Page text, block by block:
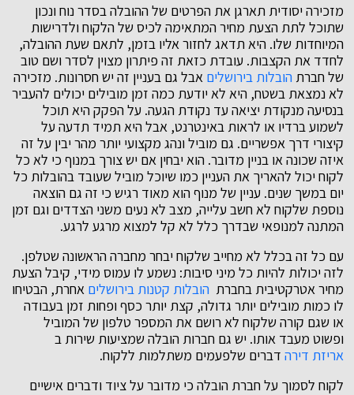
מזכירה יסודית תארגן את הפרטים של ההובלה בסדר נוח ונכון
שתוכל לתת הצעת מחיר המתאימה לכיס של הלקוח ולדרישות
המיוחדות שלו. היא תדאג לחזור אליו בזמן, לתאם שעת ההובלה,
לחדד את הקצבות. עובדת כזאת זה פיתרון מצוין לסדר ושם טוב
של חברת הובלות בירושלים אבל גם בעניין זה יש חסרונות. מזכירה
לא נמצאת בשטח, היא לא יודעת כמה זמן מובילים יכולים להעביר
בנסיעה מנקודת יציאה עד נקודת הגעה. על הפקק היא תוכל
לשמוע ברדיו או לראות באינטרנט, אבל היא תמיד תדעה על
קיצורי דרך אפשריים. גם מוביל ונהג מקצועי יותר מהר יבין על זה
איזה שכונה או בניין מדובר. הוא יבחין אם יש צורך במנוף כי לא כל
לקוח יכול להאריך את העניין כמו שיוכל מוביל שעובד בהובלות כל
יום במשך שנים. עניין של מנוף הוא מאוד רגיש כי זה גם הוצאה
נוספת שלקוח לא חשב עלייה, מצב לא נעים משני הצדדים וגם זמן
המתנה למנופאי שבדרך כלל לא קל למצוא מרגע לרגע.
עם כל זה בכלל לא מחייב שלקוח יבחר מחברה הראשונה שטלפן.
לזה יכולות להיות כל מיני סיבות: נשמע לו עמוס מידי, קיבל הצעת
מחיר אטרקטיבית בחברת הובלות קטנות בירושלים אחרת, הבטיחו
לו כמות מובילים יותר גדולה, קצת יותר כסף ופחות זמן בעבודה
או שגם קורה שלקוח לא רושם את המספר טלפון של המוביל
ופשוט מעבד אותו. יש גם חברות הובלה שמציעות שירות ב
אריזת דירהדברים שלפעמים משתלמות ללקוח.
לקוח לסמוך על חברת הובלה כי מדובר על ציוד ודברים אישיים